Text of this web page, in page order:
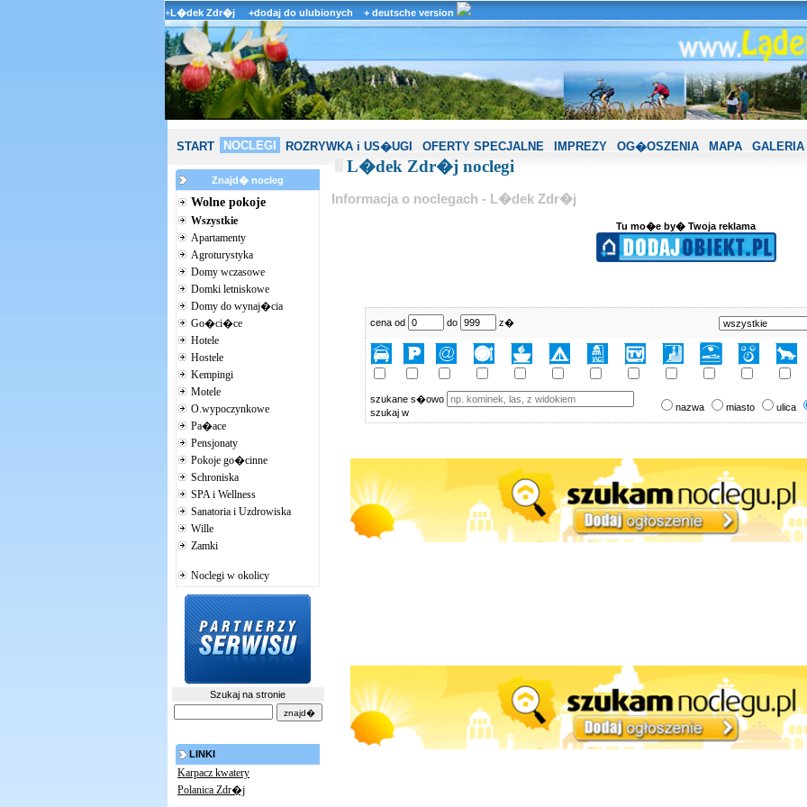
+L�dek Zdr�j +dodaj do ulubionych + deutsche version
START NOCLEGI ROZRYWKA i US�UGI OFERTY SPECJALNE IMPREZY OG�OSZENIA MAPA GALERIA
Znajd� nocleg
Wolne pokoje
Wszystkie
Apartamenty
Agroturystyka
Domy wczasowe
Domki letniskowe
Domy do wynaj�cia
Go�ci�ce
Hotele
Hostele
Kempingi
Motele
O.wypoczynkowe
Pa�ace
Pensjonaty
Pokoje go�cinne
Schroniska
SPA i Wellness
Sanatoria i Uzdrowiska
Wille
Zamki
Noclegi w okolicy
Szukaj na stronie
LINKI
Karpacz kwatery
Polanica Zdr�j
L�dek Zdr�j noclegi
Informacja o noclegach - L�dek Zdr�j
Tu mo�e by� Twoja reklama
cena od do z�
szukane s�owo
szukaj w
nazwa miasto ulica